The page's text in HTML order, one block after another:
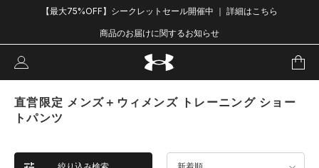
【最大75%OFF】シークレットセール開催中 ｜ 詳細はこちら
商品のお届けに関するお知らせ
直営限定 メンズ＋ウィメンズ トレーニング ショー
トパンツ